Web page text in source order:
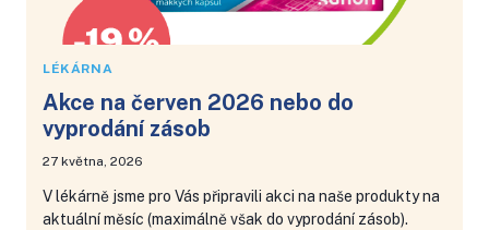
LÉKÁRNA
Akce na červen 2026 nebo do
vyprodání zásob
27 května, 2026
V lékárně jsme pro Vás připravili akci na naše produkty na
aktuální měsíc (maximálně však do vyprodání zásob).